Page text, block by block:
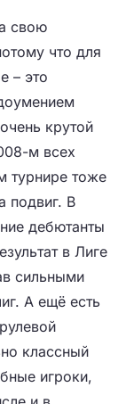
свою
что для
– это
крутой
м всех
турнире тоже
подвиг. В
дебютанты
в Лиге
сильными
А ещё есть
классный
игроки,